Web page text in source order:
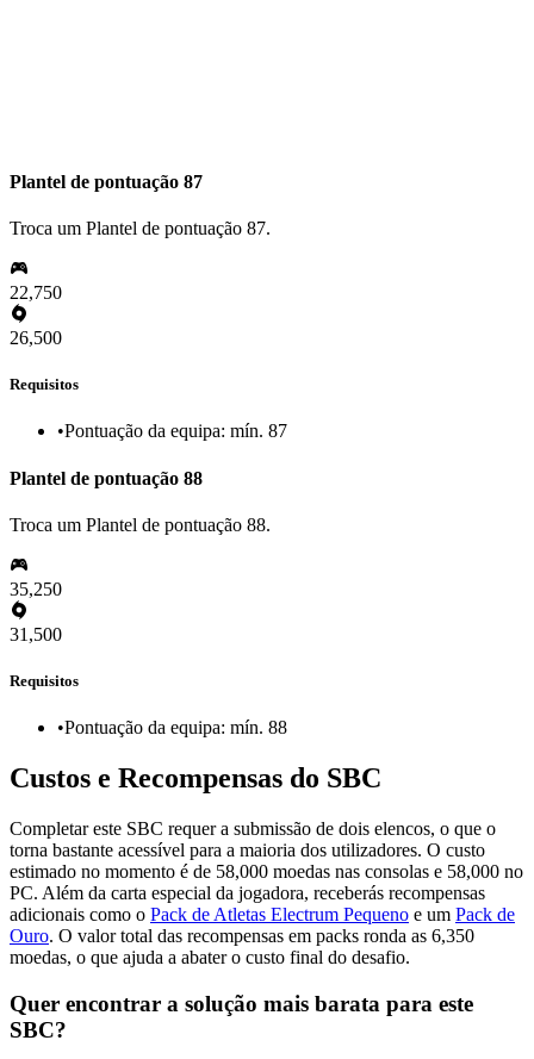
Plantel de pontuação 87
Troca um Plantel de pontuação 87.
22,750
26,500
Requisitos
•Pontuação da equipa: mín. 87
Plantel de pontuação 88
Troca um Plantel de pontuação 88.
35,250
31,500
Requisitos
•Pontuação da equipa: mín. 88
Custos e Recompensas do SBC
Completar este SBC requer a submissão de dois elencos, o que o
torna bastante acessível para a maioria dos utilizadores. O custo
estimado no momento é de 58,000 moedas nas consolas e 58,000 no
PC. Além da carta especial da jogadora, receberás recompensas
adicionais como o Pack de Atletas Electrum Pequeno e um Pack de
Ouro. O valor total das recompensas em packs ronda as 6,350
moedas, o que ajuda a abater o custo final do desafio.
Quer encontrar a solução mais barata para este
SBC?